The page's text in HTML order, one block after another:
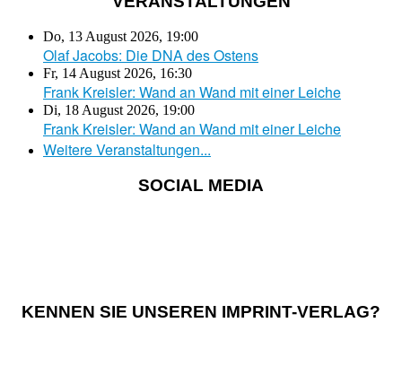
Do, 13 August 2026, 19:00
Olaf Jacobs: Die DNA des Ostens
Fr, 14 August 2026, 16:30
Frank Kreisler: Wand an Wand mit einer Leiche
Di, 18 August 2026, 19:00
Frank Kreisler: Wand an Wand mit einer Leiche
Weitere Veranstaltungen...
SOCIAL MEDIA
KENNEN SIE UNSEREN IMPRINT-VERLAG?